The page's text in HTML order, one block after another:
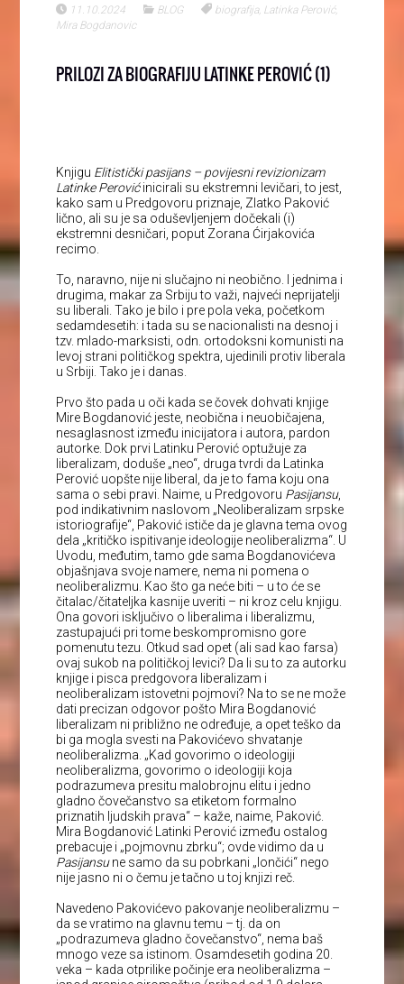
11.10.2024 BLOG biografija, Latinka Perović,
Mira Bogdanovic
PRILOZI ZA BIOGRAFIJU LATINKE PEROVIĆ (1)
Knjigu Elitistički pasijans – povijesni revizionizam
Latinke Perovićinicirali su ekstremni levičari, to jest,
kako sam u Predgovoru priznaje, Zlatko Paković
lično, ali su je sa oduševljenjem dočekali (i)
ekstremni desničari, poput Zorana Ćirjakovića
recimo.
To, naravno, nije ni slučajno ni neobično. I jednima i
drugima, makar za Srbiju to važi, najveći neprijatelji
su liberali. Tako je bilo i pre pola veka, početkom
sedamdesetih: i tada su se nacionalisti na desnoj i
tzv. mlado-marksisti, odn. ortodoksni komunisti na
levoj strani političkog spektra, ujedinili protiv liberala
u Srbiji. Tako je i danas.
Prvo što pada u oči kada se čovek dohvati knjige
Mire Bogdanović jeste, neobična i neuobičajena,
nesaglasnost između inicijatora i autora, pardon
autorke. Dok prvi Latinku Perović optužuje za
liberalizam, doduše „neo“, druga tvrdi da Latinka
Perović uopšte nije liberal, da je to fama koju ona
sama o sebi pravi. Naime, u Predgovoru Pasijansu,
pod indikativnim naslovom „Neoliberalizam srpske
istoriografije“, Paković ističe da je glavna tema ovog
dela „kritičko ispitivanje ideologije neoliberalizma“. U
Uvodu, međutim, tamo gde sama Bogdanovićeva
objašnjava svoje namere, nema ni pomena o
neoliberalizmu. Kao što ga neće biti – u to će se
čitalac/čitateljka kasnije uveriti – ni kroz celu knjigu.
Ona govori isključivo o liberalima i liberalizmu,
zastupajući pri tome beskompromisno gore
pomenutu tezu. Otkud sad opet (ali sad kao farsa)
ovaj sukob na političkoj levici? Da li su to za autorku
knjige i pisca predgovora liberalizam i
neoliberalizam istovetni pojmovi? Na to se ne može
dati precizan odgovor pošto Mira Bogdanović
liberalizam ni približno ne određuje, a opet teško da
bi ga mogla svesti na Pakovićevo shvatanje
neoliberalizma. „Kad govorimo o ideologiji
neoliberalizma, govorimo o ideologiji koja
podrazumeva presitu malobrojnu elitu i jedno
gladno čovečanstvo sa etiketom formalno
priznatih ljudskih prava“ – kaže, naime, Paković.
Mira Bogdanović Latinki Perović između ostalog
prebacuje i „pojmovnu zbrku“; ovde vidimo da u
Pasijansune samo da su pobrkani „lončići“ nego
nije jasno ni o čemu je tačno u toj knjizi reč.
Navedeno Pakovićevo pakovanje neoliberalizmu –
da se vratimo na glavnu temu – tj. da on
„podrazumeva gladno čovečanstvo“, nema baš
mnogo veze sa istinom. Osamdesetih godina 20.
veka – kada otprilike počinje era neoliberalizma –